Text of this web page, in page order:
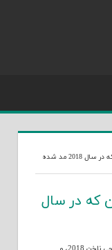
مد شده
که در سال